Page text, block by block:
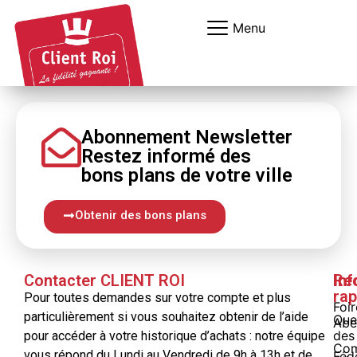
Menu
Abonnement Newsletter
Restez informé des
bons plans de votre ville
Obtenir des bons plans
Contacter CLIENT ROI
Pour toutes demandes sur votre compte et plus
particulièrement si vous souhaitez obtenir de l’aide
pour accéder à votre historique d’achats : notre équipe des
Panneau de gestion des cookies